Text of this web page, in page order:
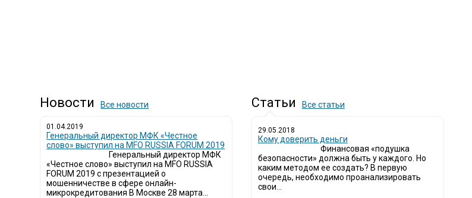
Новости Все новости
01.04.2019
Генеральный директор МФК «Честное
слово» выступил на MFO RUSSIA FORUM 2019
Генеральный директор МФК
«Честное слово» выступил на MFO RUSSIA
FORUM 2019 с презентацией о
мошенничестве в сфере онлайн-
микрокредитования В Москве 28 марта...
Статьи Все статьи
29.05.2018
Кому доверить деньги
Финансовая «подушка
безопасности» должна быть у каждого. Но
каким методом ее создать? В первую
очередь, необходимо проанализировать
свои...